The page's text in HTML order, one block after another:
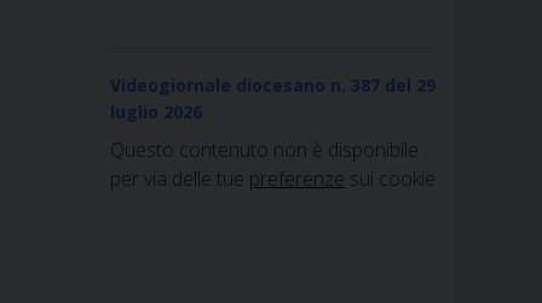
Videogiornale diocesano n. 387 del 29
luglio 2026
Questo contenuto non è disponibile
per via delle tue preferenze sui cookie